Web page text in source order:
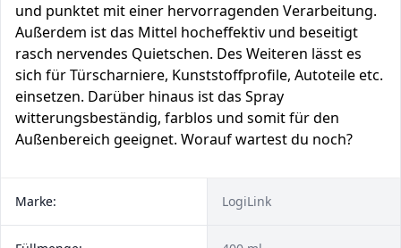
und punktet mit einer hervorragenden Verarbeitung.
Außerdem ist das Mittel hocheffektiv und beseitigt
rasch nervendes Quietschen. Des Weiteren lässt es
sich für Türscharniere, Kunststoffprofile, Autoteile etc.
einsetzen. Darüber hinaus ist das Spray
witterungsbeständig, farblos und somit für den
Außenbereich geeignet. Worauf wartest du noch?
Marke: LogiLink